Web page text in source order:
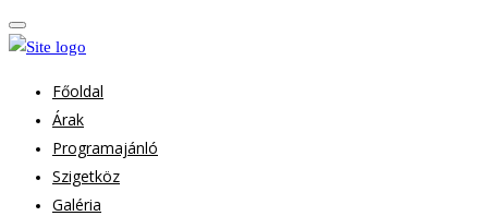
Főoldal
Árak
Programajánló
Szigetköz
Galéria